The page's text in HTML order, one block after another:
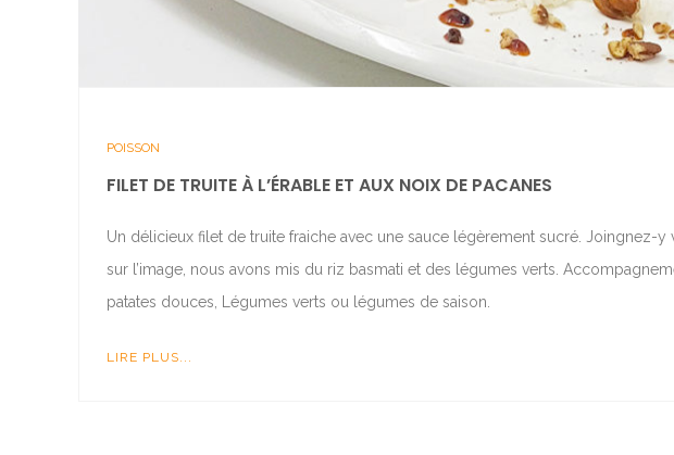
POISSON
FILET DE TRUITE À L’ÉRABLE ET AUX NOIX DE PACANES
Un délicieux filet de truite fraiche avec une sauce légèrement sucré. Joingnez-y
sur l’image, nous avons mis du riz basmati et des légumes verts.
patates douces, Légumes verts ou légumes de saison.
LIRE PLUS...